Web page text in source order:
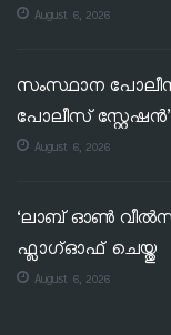
August 6, 2026
സംസ്ഥാന
പോലീസ്
August 6, 2026
‘ലാബ് ഓൺ വീൽസ്’
ഫ്ലാഗ്ഓഫ് ചെയ്തു
August 6, 2026